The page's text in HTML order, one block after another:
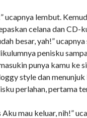
ucapnya lembut.
celana dan CD-
besar, yah!”
penisku
punya kamu ke
style dan menunjuk
perlahan, pertama
Aku mau keluar, nih!”